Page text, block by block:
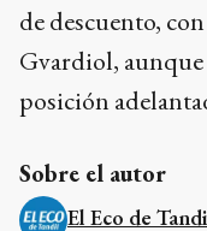
de descuento,
Gvardiol,
posición
Sobre el autor
El Eco de